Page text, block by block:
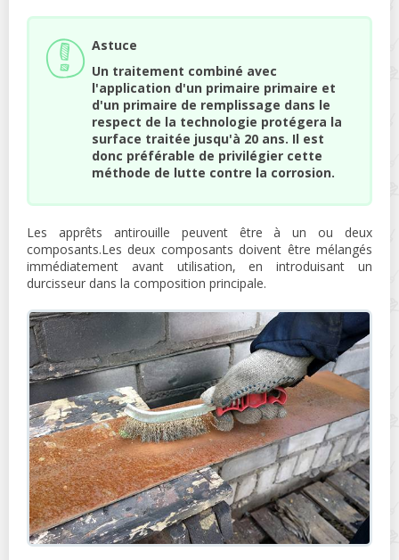
Astuce
Un traitement combiné avec
l'application d'un primaire primaire et
d'un primaire de remplissage dans le
respect de la technologie protégera la
surface traitée jusqu'à 20 ans. Il est
donc préférable de privilégier cette
méthode de lutte contre la corrosion.
Les apprêts antirouille peuvent être à un ou deux
composants.Les deux composants doivent être mélangés
immédiatement avant utilisation, en introduisant un
durcisseur dans la composition principale.